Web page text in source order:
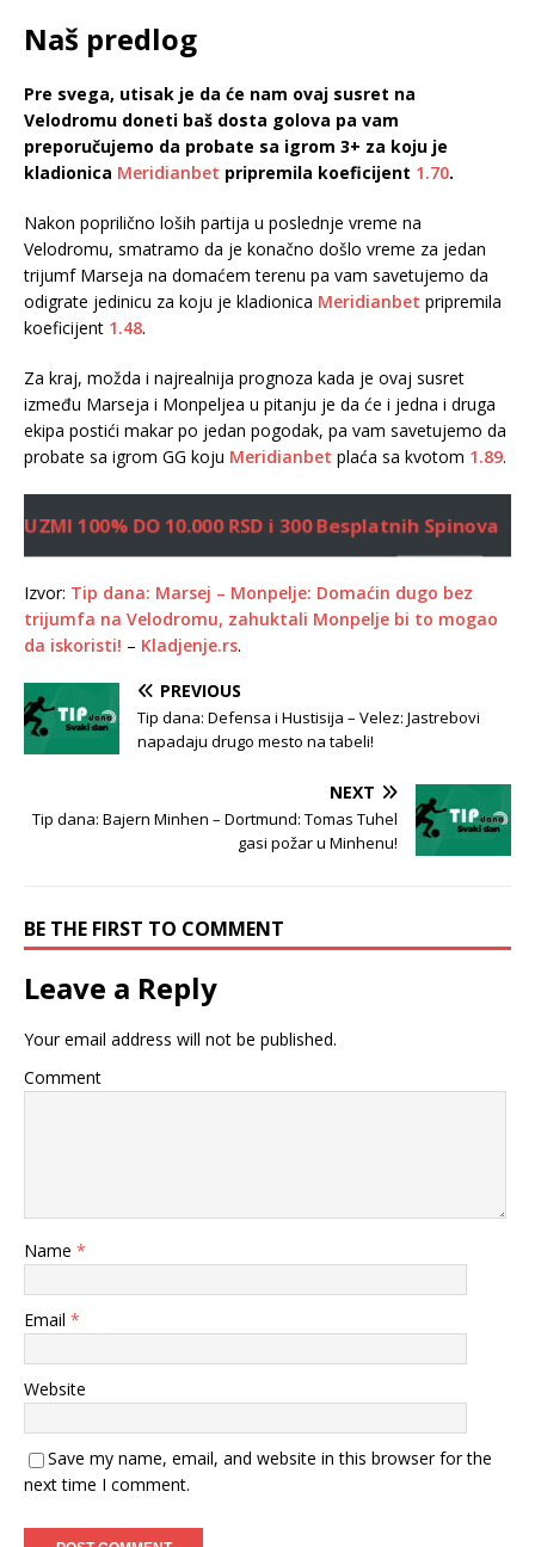
Naš predlog
Pre svega, utisak je da će nam ovaj susret na
Velodromu doneti baš dosta golova pa vam
preporučujemo da probate sa igrom 3+ za koju je
kladionica Meridianbet pripremila koeficijent 1.70.
Nakon poprilično loših partija u poslednje vreme na
Velodromu, smatramo da je konačno došlo vreme za jedan
trijumf Marseja na domaćem terenu pa vam savetujemo da
odigrate jedinicu za koju je kladionica Meridianbet pripremila
koeficijent 1.48.
Za kraj, možda i najrealnija prognoza kada je ovaj susret
između Marseja i Monpeljea u pitanju je da će i jedna i druga
ekipa postići makar po jedan pogodak, pa vam savetujemo da
probate sa igrom GG koju Meridianbet plaća sa kvotom 1.89.
UZMI 100% DO 10.000 RSD i 300 Besplatnih Spinova
Izvor: Tip dana: Marsej – Monpelje: Domaćin dugo bez
trijumfa na Velodromu, zahuktali Monpelje bi to mogao
da iskoristi! – Kladjenje.rs.
PREVIOUS
Tip dana: Defensa i Hustisija – Velez: Jastrebovi
napadaju drugo mesto na tabeli!
NEXT
Tip dana: Bajern Minhen – Dortmund: Tomas Tuhel
gasi požar u Minhenu!
BE THE FIRST TO COMMENT
Leave a Reply
Your email address will not be published.
Comment
Name *
Email *
Website
Save my name, email, and website in this browser for the
next time I comment.